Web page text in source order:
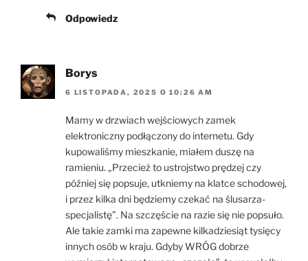
Odpowiedz
Borys
6 LISTOPADA, 2025 O 10:26 AM
Mamy w drzwiach wejściowych zamek
elektroniczny podłączony do internetu. Gdy
kupowaliśmy mieszkanie, miałem duszę na
ramieniu. „Przecież to ustrojstwo prędzej czy
później się popsuje, utkniemy na klatce schodowej,
i przez kilka dni będziemy czekać na ślusarza-
specjalistę”. Na szczęście na razie się nie popsuło.
Ale takie zamki ma zapewne kilkadziesiąt tysięcy
innych osób w kraju. Gdyby WRÓG dobrze